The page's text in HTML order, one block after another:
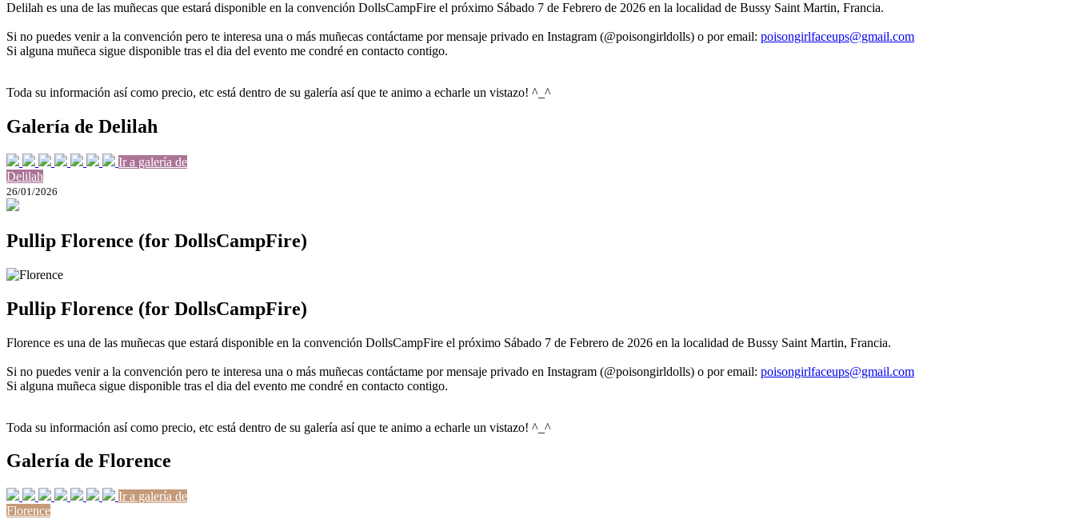
Delilah es una de las muñecas que estará disponible en la convención DollsCampFire el próximo Sábado 7 de Febrero de 2026 en la localidad de Bussy Saint Martin, Francia.
Si no puedes venir a la convención pero te interesa una o más muñecas contáctame por mensaje privado en Instagram (@poisongirldolls) o por email: poisongirlfaceups@gmail.com
Si alguna muñeca sigue disponible tras el dia del evento me condré en contacto contigo.
Toda su información así como precio, etc está dentro de su galería así que te animo a echarle un vistazo! ^_^
Galería de Delilah
Ir a galería de
Delilah
26/01/2026
Pullip Florence (for DollsCampFire)
Pullip Florence (for DollsCampFire)
Florence es una de las muñecas que estará disponible en la convención DollsCampFire el próximo Sábado 7 de Febrero de 2026 en la localidad de Bussy Saint Martin, Francia.
Si no puedes venir a la convención pero te interesa una o más muñecas contáctame por mensaje privado en Instagram (@poisongirldolls) o por email: poisongirlfaceups@gmail.com
Si alguna muñeca sigue disponible tras el dia del evento me condré en contacto contigo.
Toda su información así como precio, etc está dentro de su galería así que te animo a echarle un vistazo! ^_^
Galería de Florence
Ir a galería de
Florence